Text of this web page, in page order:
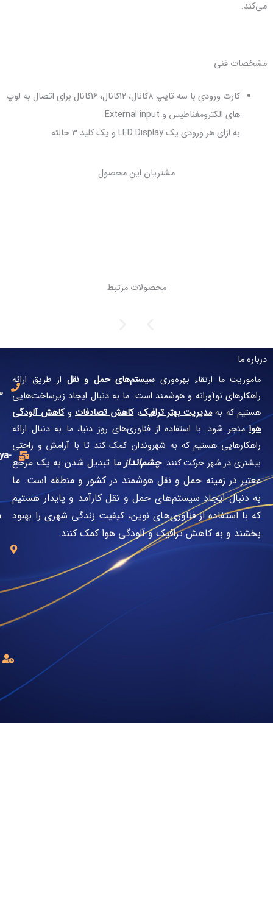
کارت ورودی با سه تایپ 8کانال، 12کانال، 16کانال برای اتصال به لوپ
بهره‌وریسیستم‌های حمل و نقلاز طریق ارائه
و هوشمند است. ما به دنبال ایجاد زیرساخت‌هایی
بهتر ترافیک ،کاهش تصادفاتوکاهش آلودگی
از فناوری‌های روز دنیا، ما به دنبال ارائه
به شهروندان کمک کند تا با آرامش و راحتی
کنند.چشم‌اندازما تبدیل شدن به یک مرجع
و نقل هوشمند در کشور و منطقه است. ما
حمل و نقل کارآمد و پایدار هستیم
نوین، کیفیت زندگی شهری را بهبود
و آلودگی هوا کمک کنند.
تماس:
66517193-
021
ایمیل:
info@mahya-
its.ir
تهران،
ستارخان،
تهران
کوچه
پلاک4
کاری:
8